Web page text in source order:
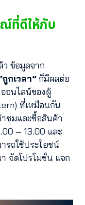
ที่ดีให้กับ
ว ข้อมูลจาก
ถูกเวลา” ก็มีผลต่อ
อนไลน์ของผู้
ที่เหมือนกัน
าชมและซื้อสินค้า
– 13.00 และ
รถใช้ประโยชน์
จัดโปรโมชั่น แจก